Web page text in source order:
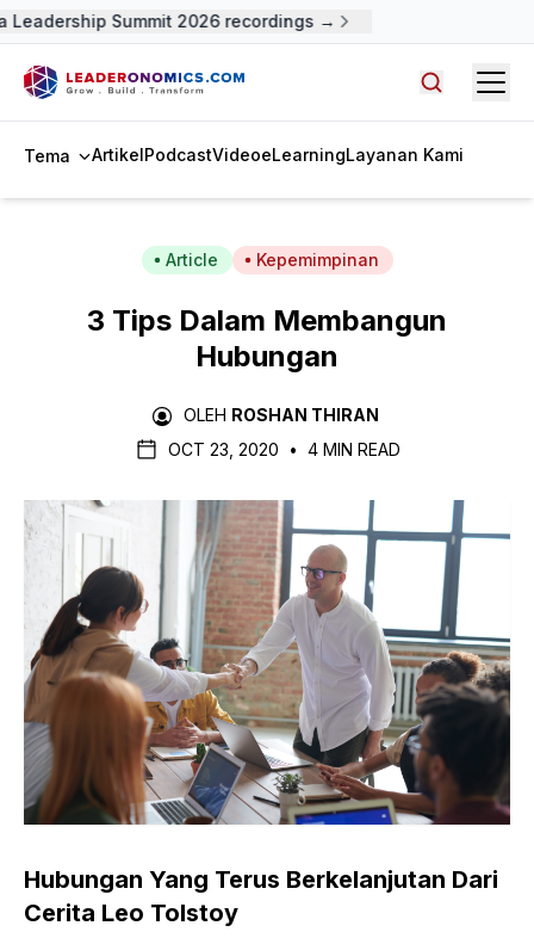
Summit 2026 recordings →
Tema ArtikelPodcastVideoeLearningLayanan Kami
Article Kepemimpinan
3 Tips Dalam Membangun
Hubungan
OLEH ROSHAN THIRAN
OCT 23, 2020
• 4 MIN READ
Hubungan Yang Terus Berkelanjutan Dari
Cerita Leo Tolstoy